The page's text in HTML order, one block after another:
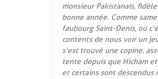
monsieur Pakistanais,
bonne année. Comme
faubourg Saint-Denis, où
contents de nous voir un
s’est trouvé une copine,
tente depuis que Hicham
et certains sont descendus